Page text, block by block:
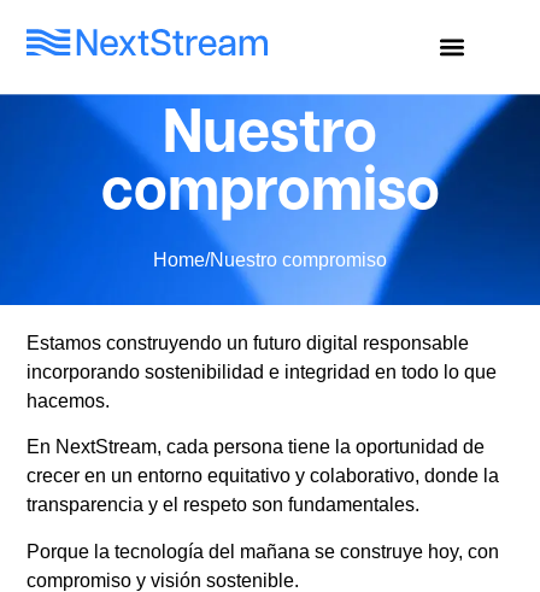
Nuestro
compromiso
Home/Nuestro compromiso
Estamos construyendo un futuro digital responsable
incorporando sostenibilidad e integridad en todo lo que
hacemos.
En NextStream, cada persona tiene la oportunidad de
crecer en un entorno equitativo y colaborativo, donde la
transparencia y el respeto son fundamentales.
Porque la tecnología del mañana se construye hoy, con
compromiso y visión sostenible.